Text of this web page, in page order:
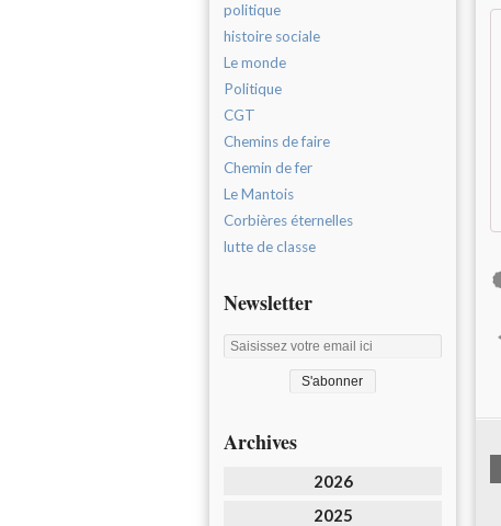
politique
histoire sociale
Le monde
Politique
CGT
Chemins de faire
Chemin de fer
Le Mantois
Corbières éternelles
lutte de classe
Newsletter
Archives
2026
2025